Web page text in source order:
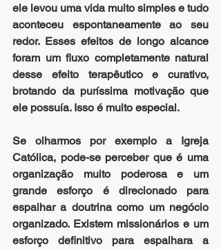
ele levou uma vida muito simples e tudo
aconteceu espontaneamente ao seu
redor. Esses efeitos de longo alcance
foram um fluxo completamente natural
desse efeito terapêutico e curativo,
brotando da puríssima motivação que
ele possuía. Isso é muito especial.
Se olharmos por exemplo a Igreja
Católica, pode-se perceber que é uma
organização muito poderosa e um
grande esforço é direcionado para
espalhar a doutrina como um negócio
organizado. Existem missionários e um
esforço definitivo para espalhara a